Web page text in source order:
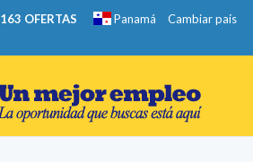
163 OFERTAS Panamá Cambiar país